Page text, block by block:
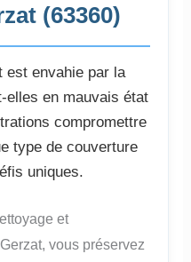
(63360)
est envahie par la
elles en mauvais état
compromettre
type de couverture
uniques.
et
vous préservez